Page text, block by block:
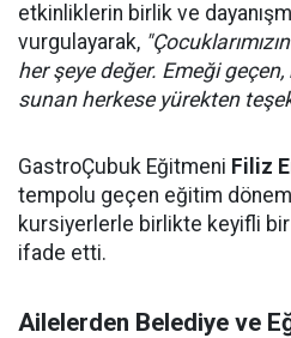
etkinliklerin birlik ve
vurgulayarak,
her şeye değer. Emeği
sunan herkese yürekten
GastroÇubuk Eğitmeni Filiz
tempolu geçen eğitim
kursiyerlerle birlikte keyifli bir
ifade etti.
Ailelerden Belediye ve